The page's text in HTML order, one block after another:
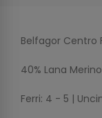
Belfagor Centro
40% Lana
Ferri: 4 - 5 |